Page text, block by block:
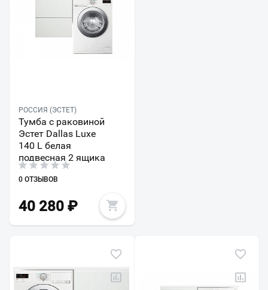
РОССИЯ (ЭСТЕТ)
Тумба с раковиной
Эстет Dallas Luxe
140 L белая
подвесная 2 ящика
0 ОТЗЫВОВ
40 280 ₽